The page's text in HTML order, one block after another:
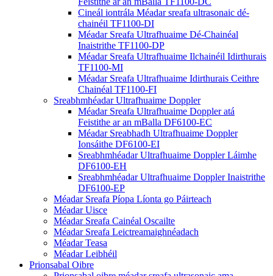
Cineál iontrála Méadar sreafa ultrasonaic dé-
chainéil TF1100-DI
Méadar Sreafa Ultrafhuaime Dé-Chainéal
Inaistrithe TF1100-DP
Méadar Sreafa Ultrafhuaime Ilchainéil Idirthurais
TF1100-MI
Méadar Sreafa Ultrafhuaime Idirthurais Ceithre
Chainéal TF1100-FI
Sreabhmhéadar Ultrafhuaime Doppler
Méadar Sreafa Ultrafhuaime Doppler atá
Feistithe ar an mBalla DF6100-EC
Méadar Sreabhadh Ultrafhuaime Doppler
Ionsáithe DF6100-EI
Sreabhmhéadar Ultrafhuaime Doppler Láimhe
DF6100-EH
Sreabhmhéadar Ultrafhuaime Doppler Inaistrithe
DF6100-EP
Méadar Sreafa Píopa Líonta go Páirteach
Méadar Uisce
Méadar Sreafa Cainéal Oscailte
Méadar Sreafa Leictreamaighnéadach
Méadar Teasa
Méadar Leibhéil
Prionsabal Oibre